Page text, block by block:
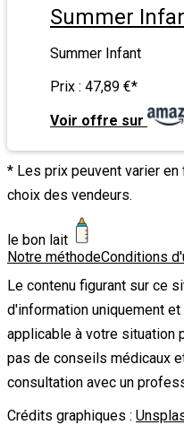
Summer
Summer Infant
Prix : 47,89 €*
Voir offre sur
* Les prix peuvent varier
choix des vendeurs.
le bon lait
Notre méthodeConditions
Le contenu figurant sur ce
d'information uniquement
applicable à votre situation
pas de conseils médicaux
consultation avec un
Crédits graphiques :